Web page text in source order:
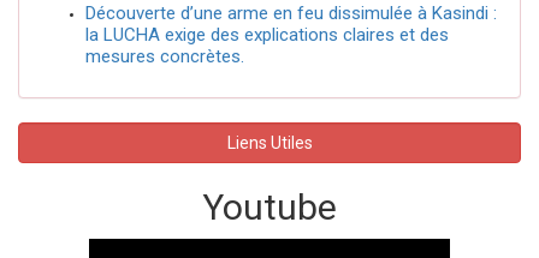
Découverte d’une arme en feu dissimulée à Kasindi :
la LUCHA exige des explications claires et des
mesures concrètes.
Liens Utiles
Youtube